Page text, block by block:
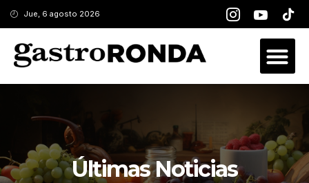
Jue, 6 agosto 2026
Últimas Noticias